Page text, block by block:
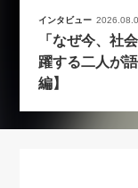
インタビュー
「なぜ今、社
躍する二人が
編】